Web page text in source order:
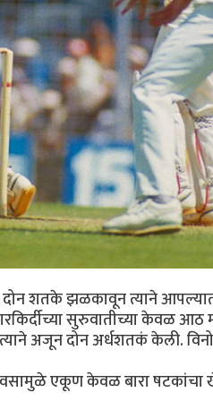
दोन शतके झळकावून त्याने
सुरुवातीच्या केवळ आठ
अजून दोन अर्धशतकं केली.
एकूण केवळ बारा